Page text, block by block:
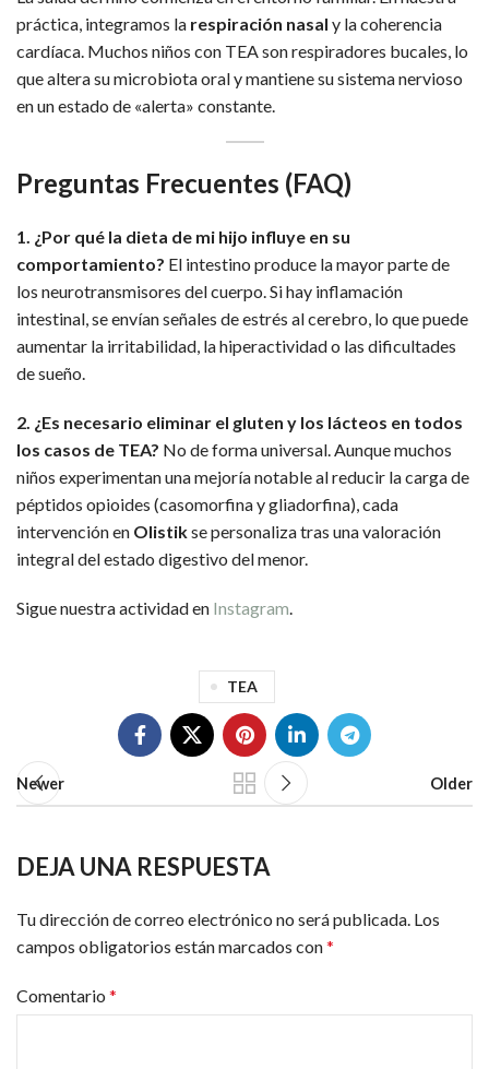
práctica, integramos la respiración nasal y la coherencia
cardíaca. Muchos niños con TEA son respiradores bucales, lo
que altera su microbiota oral y mantiene su sistema nervioso
en un estado de «alerta» constante.
Preguntas Frecuentes (FAQ)
1. ¿Por qué la dieta de mi hijo influye en su
comportamiento? El intestino produce la mayor parte de
los neurotransmisores del cuerpo. Si hay inflamación
intestinal, se envían señales de estrés al cerebro, lo que puede
aumentar la irritabilidad, la hiperactividad o las dificultades
de sueño.
2. ¿Es necesario eliminar el gluten y los lácteos en todos
los casos de TEA? No de forma universal. Aunque muchos
niños experimentan una mejoría notable al reducir la carga de
péptidos opioides (casomorfina y gliadorfina), cada
intervención en Olistikse personaliza tras una valoración
integral del estado digestivo del menor.
Sigue nuestra actividad en Instagram.
TEA
Newer Older
DEJA UNA RESPUESTA
Tu dirección de correo electrónico no será publicada. Los
campos obligatorios están marcados con*
Comentario *